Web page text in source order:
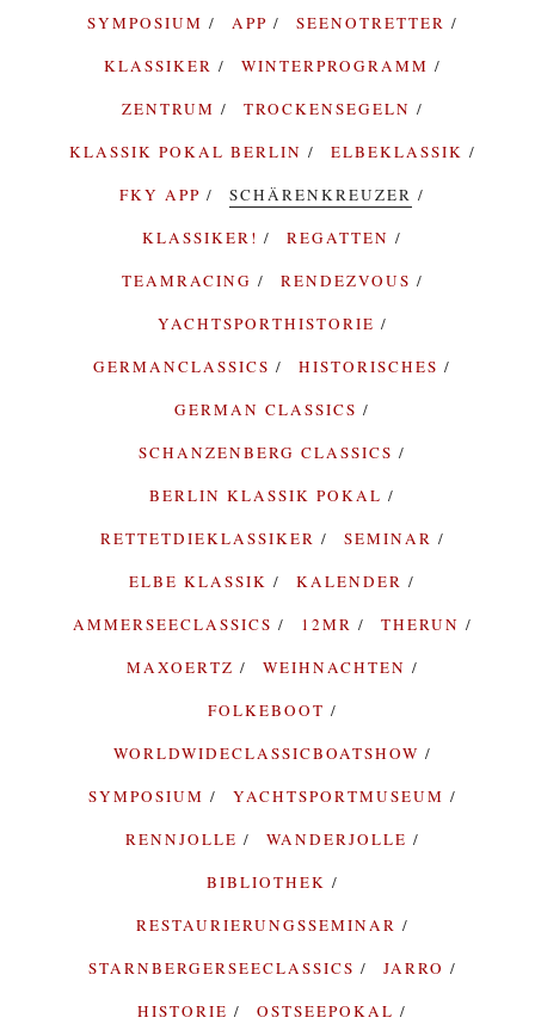
SYMPOSIUM
APP
SEENOTRETTER
KLASSIKER
WINTERPROGRAMM
ZENTRUM
TROCKENSEGELN
KLASSIK POKAL BERLIN
ELBEKLASSIK
FKY APP
SCHÄRENKREUZER
KLASSIKER!
REGATTEN
TEAMRACING
RENDEZVOUS
YACHTSPORTHISTORIE
GERMANCLASSICS
HISTORISCHES
GERMAN CLASSICS
SCHANZENBERG CLASSICS
BERLIN KLASSIK POKAL
RETTETDIEKLASSIKER
SEMINAR
ELBE KLASSIK
KALENDER
AMMERSEECLASSICS
12MR
THERUN
MAXOERTZ
WEIHNACHTEN
FOLKEBOOT
WORLDWIDECLASSICBOATSHOW
SYMPOSIUM
YACHTSPORTMUSEUM
RENNJOLLE
WANDERJOLLE
BIBLIOTHEK
RESTAURIERUNGSSEMINAR
STARNBERGERSEECLASSICS
JARRO
HISTORIE
OSTSEEPOKAL